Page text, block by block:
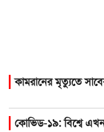
কামরানের মৃত্যুতে
কোভিড-১৯: বিশ্বে